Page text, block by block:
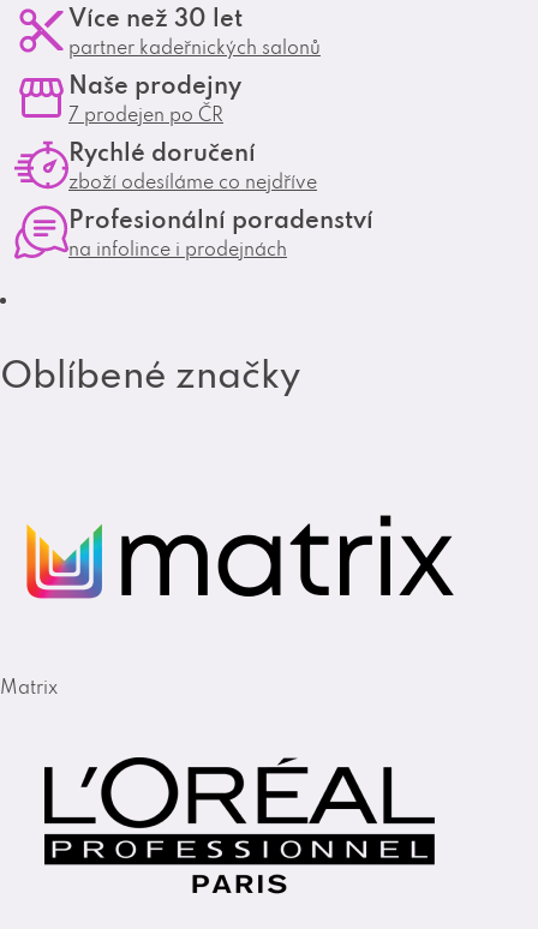
n
s
g
a
m
a
e
o
o
k
Více než 30 let
partner kadeřnických salonů
Naše prodejny
7 prodejen po ČR
Rychlé doručení
zboží odesíláme co nejdříve
Profesionální poradenství
na infolince i prodejnách
Oblíbené značky
Matrix